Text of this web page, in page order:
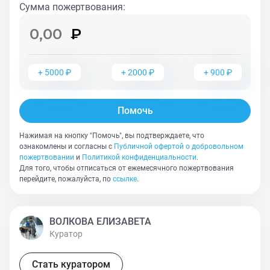
Сумма пожертвования:
+ 5000 ₽ +2000 ₽ +900 ₽
Помочь
Нажимая на кнопку "Помочь", вы подтверждаете, что
ознакомлены и согласны с Публичной офертой о добровольном
пожертвовании и Политикой конфиденциальности.
Для того, чтобы отписаться от ежемесячного пожертвования
перейдите, пожалуйста, по ссылке.
ВОЛКОВА ЕЛИЗАВЕТА
Куратор
Стать куратором